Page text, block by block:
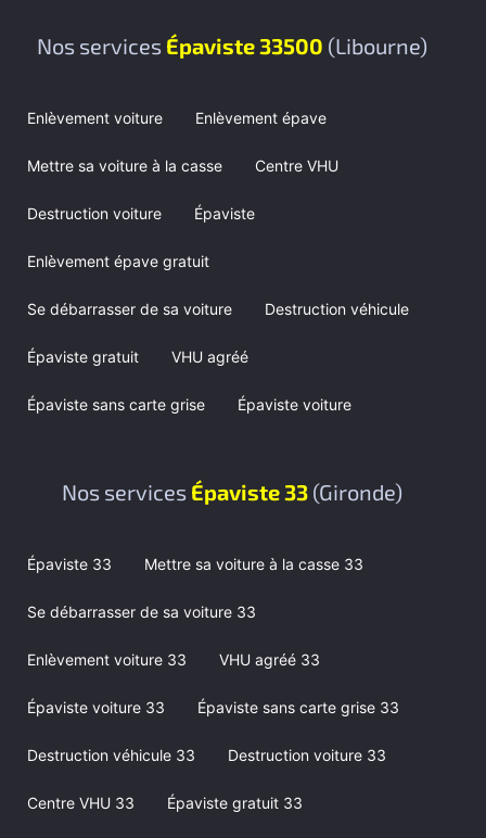
Nos services Épaviste 33500 (Libourne)
Enlèvement voiture Enlèvement épave
Mettre sa voiture à la casse Centre VHU
Destruction voiture Épaviste
Enlèvement épave gratuit
Se débarrasser de sa voiture Destruction véhicule
Épaviste gratuit VHU agréé
Épaviste sans carte grise Épaviste voiture
Nos services Épaviste 33 (Gironde)
Épaviste 33 Mettre sa voiture à la casse 33
Se débarrasser de sa voiture 33
Enlèvement voiture 33 VHU agréé 33
Épaviste voiture 33 Épaviste sans carte grise 33
Destruction véhicule 33 Destruction voiture 33
Centre VHU 33 Épaviste gratuit 33